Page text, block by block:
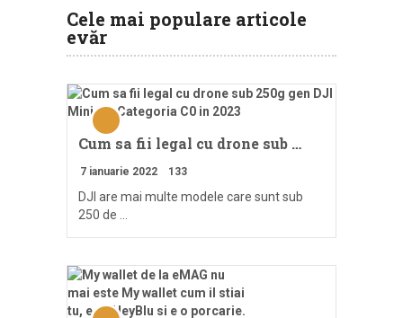
Cele mai populare articole
evăr
Cum sa fii legal cu drone sub …
7 ianuarie 2022 133
DJI are mai multe modele care sunt sub
250 de …